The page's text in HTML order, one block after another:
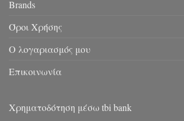
Brands
Όροι Χρήσης
Ο λογαριασμός μου
Επικοινωνία
Χρηματοδότηση μέσω tbi bank